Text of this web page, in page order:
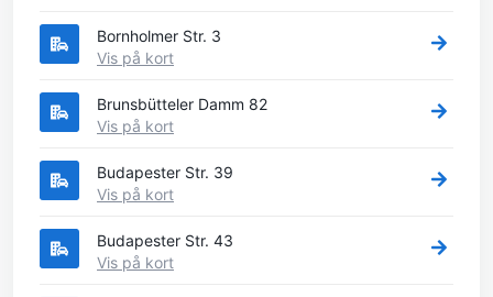
Bornholmer Str. 3
Vis på kort
Brunsbütteler Damm 82
Vis på kort
Budapester Str. 39
Vis på kort
Budapester Str. 43
Vis på kort